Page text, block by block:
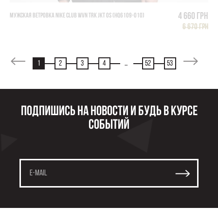
МУЖСКАЯ ВЕТРОВКА NIKE CLUB WVN TRK JKT OS (HQ6109-010) 4 660 грн
6 670 грн
1 2 3 4 ... 52 53
Подпишись на новости и будь в курсе
событий